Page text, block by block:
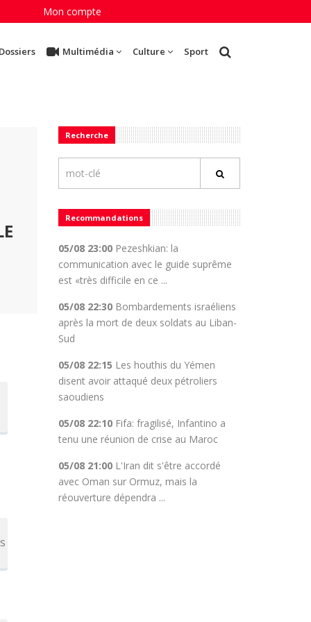
Mon compte
Multimédia Culture Sport
Recherche
Recommandations
05/08 23:00Pezeshkian: la
communication avec le guide suprême
est «très difficile en ce ...
05/08 22:30Bombardements israéliens
après la mort de deux soldats au Liban-
Sud
05/08 22:15 Les houthis du Yémen
disent avoir attaqué deux pétroliers
saoudiens
05/08 22:10Fifa: fragilisé, Infantino a
tenu une réunion de crise au Maroc
05/08 21:00L'Iran dit s'être accordé
avec Oman sur Ormuz, mais la
réouverture dépendra ...